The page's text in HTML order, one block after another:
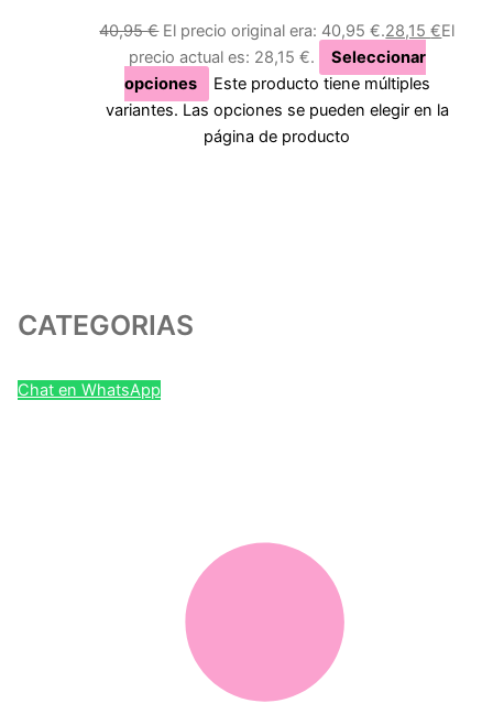
CATEGORIAS
Chat en WhatsApp
40,95€ El precio original era: 40,95 €.28,15€El
precio actual es: 28,15 €.
Seleccionar
opciones
Este producto tiene múltiples
variantes. Las opciones se pueden elegir en la
página de producto